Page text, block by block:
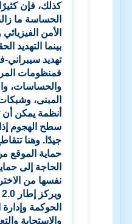
كذلك، فإن
الحساسة ما
الأمن
بينما التهديد
تهديد
فمنظومات
والحساسات،
المبنى، وشبكات
أنظمة يمكن
سطح الهجوم
جيدًا. وهنا
حماية الموقع
الحاجة إلى
نفسها من
ويركز إطار 2.0
الحوكمة
والاستجابة